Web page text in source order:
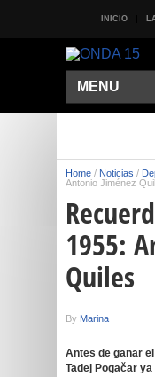
INICIO
MENU
Home / Noticias /
Antonio Jiménez
1955:
Quiles
By Marina
Antes de ganar
Tadej Pogačar